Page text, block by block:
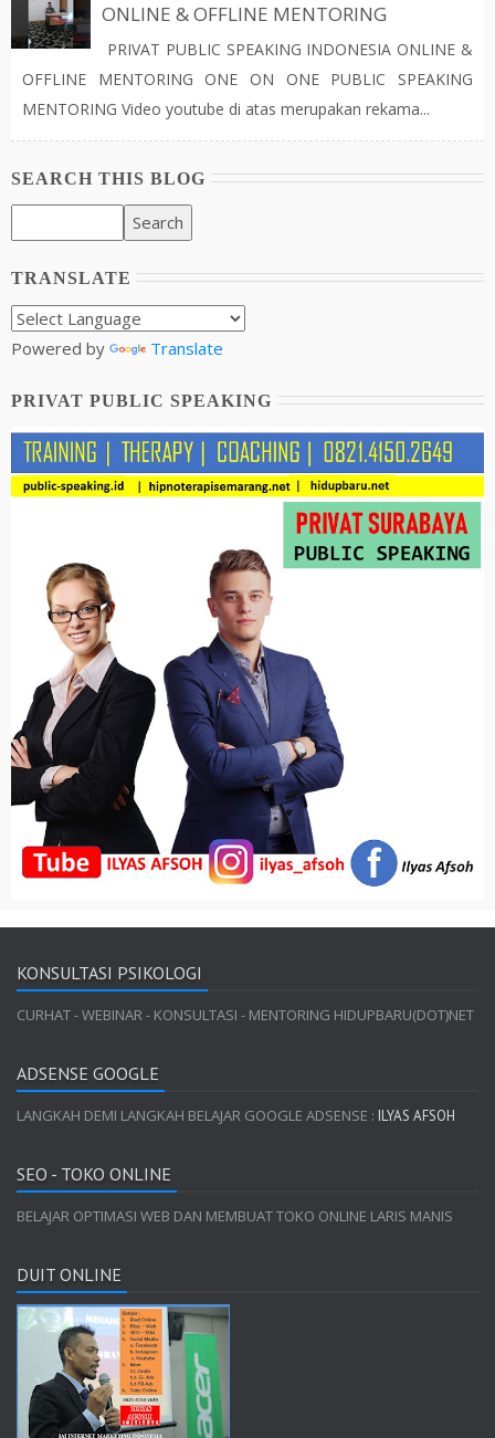
ONLINE & OFFLINE MENTORING
PRIVAT PUBLIC SPEAKING INDONESIA ONLINE &
OFFLINE MENTORING ONE ON ONE PUBLIC SPEAKING
MENTORING Video youtube di atas merupakan rekama...
SEARCH THIS BLOG
TRANSLATE
Powered by Translate
PRIVAT PUBLIC SPEAKING
KONSULTASI PSIKOLOGI
CURHAT - WEBINAR - KONSULTASI - MENTORING HIDUPBARU(DOT)NET
ADSENSE GOOGLE
LANGKAH DEMI LANGKAH BELAJAR GOOGLE ADSENSE : ILYAS AFSOH
SEO - TOKO ONLINE
BELAJAR OPTIMASI WEB DAN MEMBUAT TOKO ONLINE LARIS MANIS
DUIT ONLINE